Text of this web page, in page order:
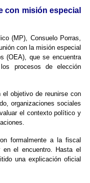
con misión especial
(MP), Consuelo Porras,
con la misión especial
(OEA), que se encuentra
procesos de elección
objetivo de reunirse con
organizaciones sociales
el contexto político y
formalmente a la fiscal
en el encuentro. Hasta el
una explicación oficial